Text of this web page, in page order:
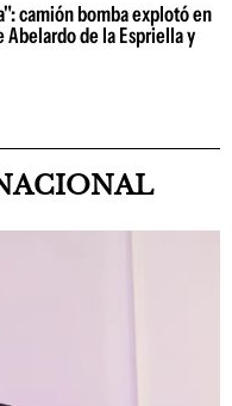
camión bomba explotó en
Abelardo de la Espriella y